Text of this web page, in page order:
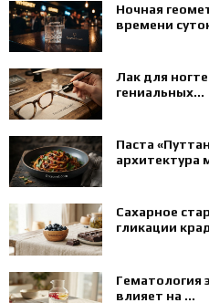
Ночная
времени
Лак для
гениальных...
Паста
архитектура
Сахарное
гликации
Гематология
влияет на ...